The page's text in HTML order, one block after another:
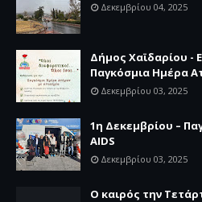
Δεκεμβρίου 04, 2025
Δήμος Χαϊδαρίου -
Παγκόσμια Ημέρα
Δεκεμβρίου 03, 2025
1η Δεκεμβρίου –
AIDS
Δεκεμβρίου 03, 2025
Ο καιρός την